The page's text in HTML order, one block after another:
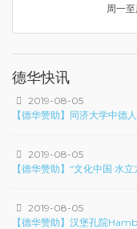
周一
德华快讯
2019-08-05
【德华赞助】同济大学中德
2019-08-05
【德华赞助】“文化中国·水
2019-08-05
【德华赞助】汉堡孔院